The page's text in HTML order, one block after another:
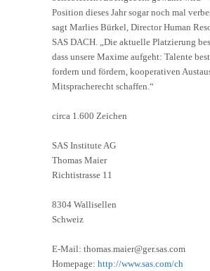
Position dieses Jahr sogar noch mal
sagt Marlies Bürkel, Director Human
SAS DACH. „Die aktuelle Platzierung
dass unsere Maxime aufgeht: Talente
fordern und fördern, kooperativen
Mitspracherecht schaffen.“
circa 1.600 Zeichen
SAS Institute AG
Thomas Maier
Richtistrasse 11
8304 Wallisellen
Schweiz
E-Mail: thomas.maier@ger.sas.com
Homepage: http://www.sas.com/ch